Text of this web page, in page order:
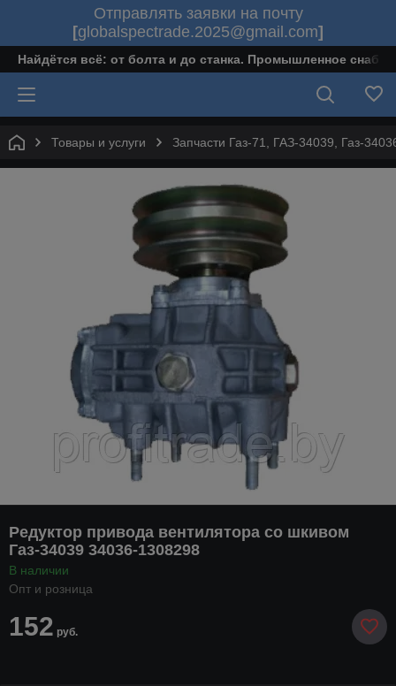
Отправлять заявки на почту
[globalspectrade.2025@gmail.com]
Найдётся всё: от болта и до станка. Промышленное
Товары и услуги Запчасти Газ-71, ГАЗ-34039, Газ-
Редуктор привода вентилятора со шкивом
Газ-34039 34036-1308298
В наличии
Опт и розница
152 руб.